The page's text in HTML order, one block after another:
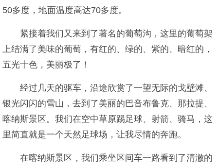
50多度，地面温度高达70多度。
紧接着我们又来到了著名的葡萄沟，这里的葡萄架
上结满了美味的葡萄，有红的、绿的、紫的、暗红的，
五光十色，美丽极了！
经过几天的驱车，沿途欣赏了一望无际的戈壁滩、
银光闪闪的雪山，去到了美丽的巴音布鲁克、那拉提、
喀纳斯景区。我们在空中草原踢足球、射箭、骑马，这
里简直就是一个天然足球场，让我尽情的奔跑。
在喀纳斯景区，我们乘坐区间车一路看到了清澈的